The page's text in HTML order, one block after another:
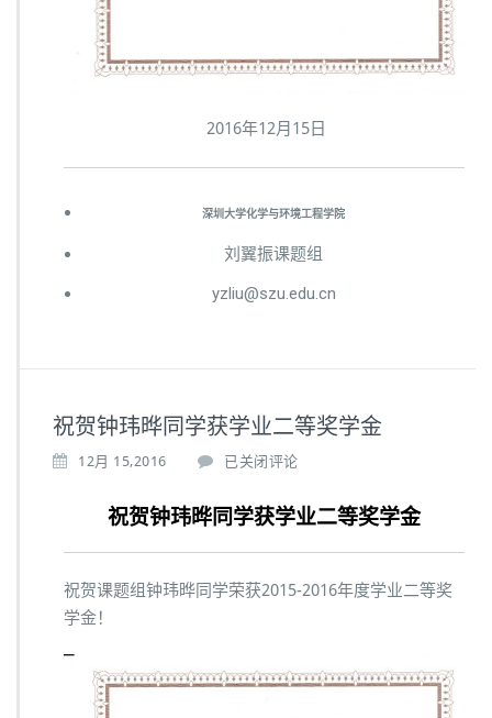
2016年12月15日
深圳大学化学与环境工程学院
刘翼振课题组
yzliu@szu.edu.cn
祝贺钟玮晔同学获学业二等奖学金
12月 15,2016 已关闭评论
祝贺钟玮晔同学获学业二等奖学金
祝贺课题组钟玮晔同学荣获2015-2016年度学业二等奖
学金！